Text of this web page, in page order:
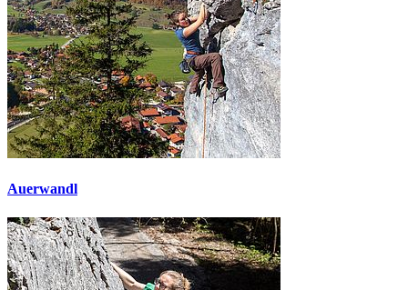
Auerwandl